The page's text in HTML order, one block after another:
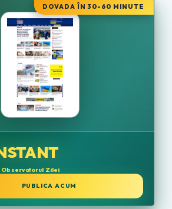
DOVADA ÎN 30-60 MINUTE
Observatorul Zilei
PUBLICA ACUM